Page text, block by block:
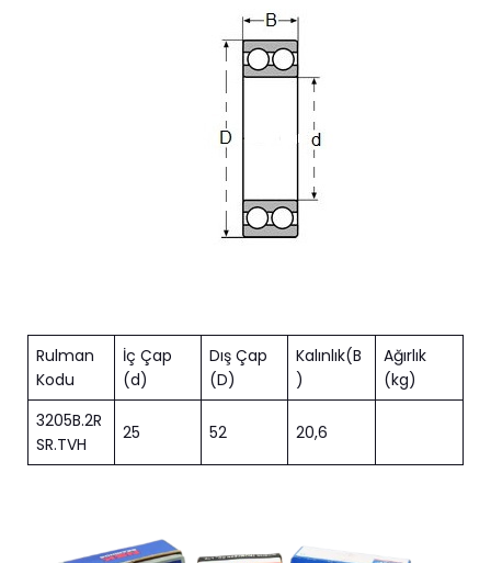
Rulman
Kodu
İç Çap
(d)
Dış Çap
(D)
Kalınlık(B
)
Ağırlık
(kg)
3205B.2R
SR.TVH
25 52 20,6